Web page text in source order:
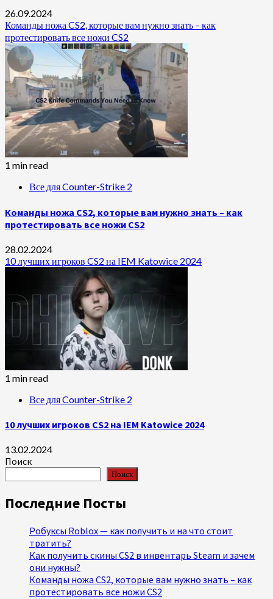
26.09.2024
Команды ножа CS2, которые вам нужно знать – как
протестировать все ножи CS2
1 min read
Все для Counter-Strike 2
Команды ножа CS2, которые вам нужно знать – как
протестировать все ножи CS2
28.02.2024
10 лучших игроков CS2 на IEM Katowice 2024
1 min read
Все для Counter-Strike 2
10 лучших игроков CS2 на IEM Katowice 2024
13.02.2024
Поиск
Поиск
Последние Посты
Робуксы Roblox — как получить и на что стоит
тратить?
Как получить скины CS2 в инвентарь Steam и зачем
они нужны?
Команды ножа CS2, которые вам нужно знать – как
протестировать все ножи CS2